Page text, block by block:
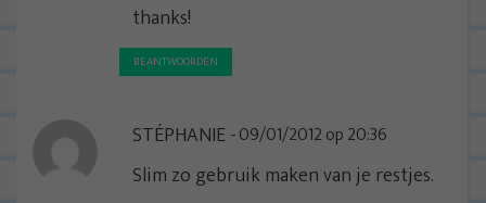
thanks!
BEANTWOORDEN
STÉPHANIE 09/01/2012 op 20:36
Slim zo gebruik maken van je restjes.